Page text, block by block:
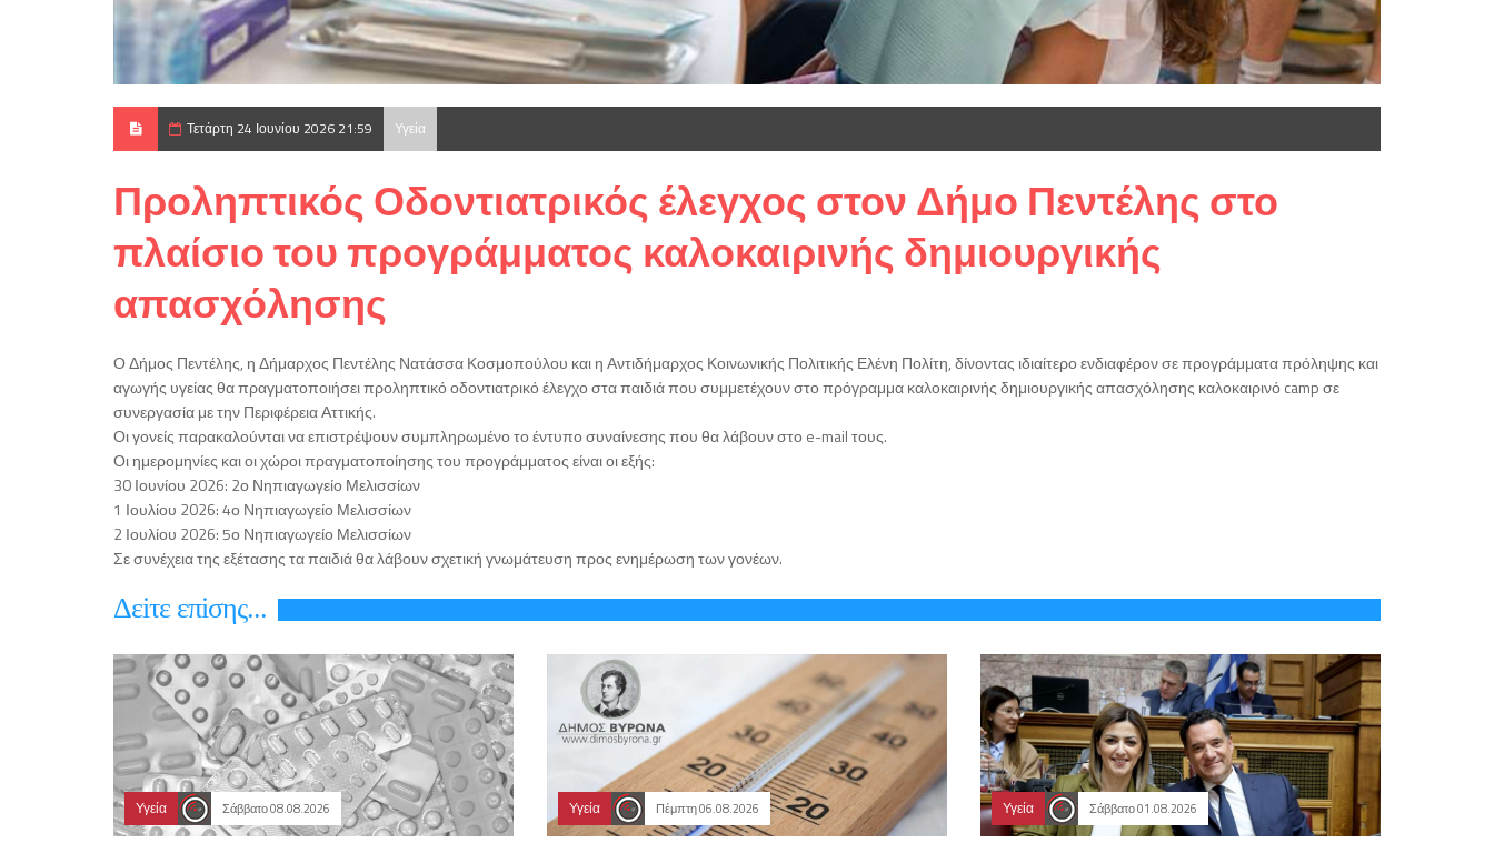
Τετάρτη 24 Ιουνίου 2026 21:59 Υγεία
Προληπτικός Οδοντιατρικός έλεγχος στον Δήμο Πεντέλης στο
πλαίσιο του προγράμματος καλοκαιρινής δημιουργικής
απασχόλησης
Ο Δήμος Πεντέλης, η Δήμαρχος Πεντέλης Νατάσσα Κοσμοπούλου και η Αντιδήμαρχος Κοινωνικής Πολιτικής Ελένη Πολίτη, δίνοντας ιδιαίτερο ενδιαφέρον σε προγράμματα πρόληψης και
αγωγής υγείας θα πραγματοποιήσει προληπτικό οδοντιατρικό έλεγχο στα παιδιά που συμμετέχουν στο πρόγραμμα καλοκαιρινής δημιουργικής απασχόλησης καλοκαιρινό camp σε
συνεργασία με την Περιφέρεια Αττικής.
Οι γονείς παρακαλούνται να επιστρέψουν συμπληρωμένο το έντυπο συναίνεσης που θα λάβουν στο e-mail τους.
Οι ημερομηνίες και οι χώροι πραγματοποίησης του προγράμματος είναι οι εξής:
30 Ιουνίου 2026: 2ο Νηπιαγωγείο Μελισσίων
1 Ιουλίου 2026: 4ο Νηπιαγωγείο Μελισσίων
2 Ιουλίου 2026: 5ο Νηπιαγωγείο Μελισσίων
Σε συνέχεια της εξέτασης τα παιδιά θα λάβουν σχετική γνωμάτευση προς ενημέρωση των γονέων.
Δεiτε επiσης...
Υγεία Σάββατο 08.08.2026 Υγεία Πέμπτη 06.08.2026 Υγεία Σάββατο 01.08.2026